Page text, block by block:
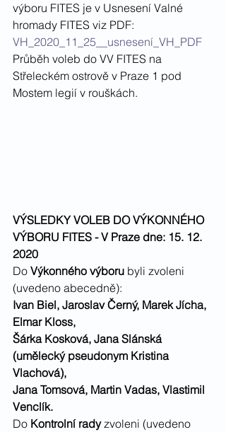
výboru FITES je v Usnesení Valné
hromady FITES viz PDF:
VH_2020_11_25__usnesení_VH_PDF
Průběh voleb do VV FITES na
Střeleckém ostrově v Praze 1 pod
Mostem legií v rouškách.
VÝSLEDKY VOLEB DO VÝKONNÉHO
VÝBORU FITES - V Praze dne: 15. 12.
2020
Do Výkonného výboru byli zvoleni
(uvedeno abecedně):
Ivan Biel, Jaroslav Černý, Marek Jícha,
Elmar Kloss,
Šárka Kosková, Jana Slánská
(umělecký pseudonym Kristina
Vlachová),
Jana Tomsová, Martin Vadas, Vlastimil
Venclík.
Do Kontrolní rady zvoleni (uvedeno